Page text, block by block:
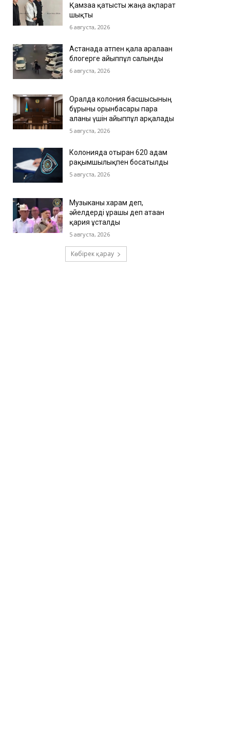
Қамзаға қатысты жаңа ақпарат
шықты
6 августа, 2026
Астанада атпен қала аралаған
блогерге айыппұл салынды
6 августа, 2026
Оралда колония басшысының
бұрынғы орынбасары пара
алғаны үшін айыппұл арқалады
5 августа, 2026
Колонияда отырған 620 адам
рақымшылықпен босатылды
5 августа, 2026
Музыканы харам деп,
әйелдерді ұрғашы деп атаған
қария ұсталды
5 августа, 2026
Көбірек қарау